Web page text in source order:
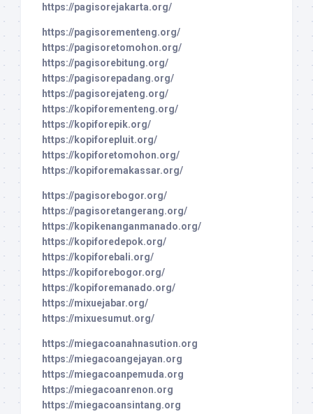
https://pagisorejakarta.org/
https://pagisorementeng.org/
https://pagisoretomohon.org/
https://pagisorebitung.org/
https://pagisorepadang.org/
https://pagisorejateng.org/
https://kopiforementeng.org/
https://kopiforepik.org/
https://kopiforepluit.org/
https://kopiforetomohon.org/
https://kopiforemakassar.org/
https://pagisorebogor.org/
https://pagisoretangerang.org/
https://kopikenanganmanado.org/
https://kopiforedepok.org/
https://kopiforebali.org/
https://kopiforebogor.org/
https://kopiforemanado.org/
https://mixuejabar.org/
https://mixuesumut.org/
https://miegacoanahnasution.org
https://miegacoangejayan.org
https://miegacoanpemuda.org
https://miegacoanrenon.org
https://miegacoansintang.org